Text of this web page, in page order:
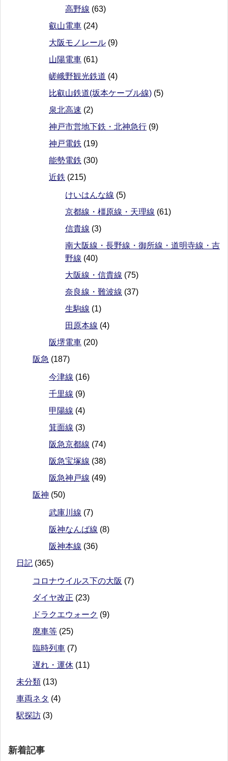
高野線 (63)
叡山電車 (24)
大阪モノレール (9)
山陽電車 (61)
嵯峨野観光鉄道 (4)
比叡山鉄道(坂本ケーブル線) (5)
泉北高速 (2)
神戸市営地下鉄・北神急行 (9)
神戸電鉄 (19)
能勢電鉄 (30)
近鉄 (215)
けいはんな線 (5)
京都線・橿原線・天理線 (61)
信貴線 (3)
南大阪線・長野線・御所線・道明寺線・吉
野線 (40)
大阪線・信貴線 (75)
奈良線・難波線 (37)
生駒線 (1)
田原本線 (4)
阪堺電車 (20)
阪急 (187)
今津線 (16)
千里線 (9)
甲陽線 (4)
箕面線 (3)
阪急京都線 (74)
阪急宝塚線 (38)
阪急神戸線 (49)
阪神 (50)
武庫川線 (7)
阪神なんば線 (8)
阪神本線 (36)
日記 (365)
コロナウイルス下の大阪 (7)
ダイヤ改正 (23)
ドラクエウォーク (9)
廃車等 (25)
臨時列車 (7)
遅れ・運休 (11)
未分類 (13)
車両ネタ (4)
駅探訪 (3)
新着記事